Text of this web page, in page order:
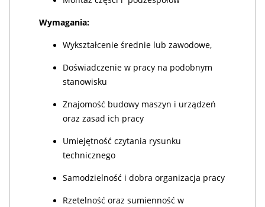
Wymagania:
Wykształcenie średnie lub zawodowe,
Doświadczenie w pracy na podobnym
stanowisku
Znajomość budowy maszyn i urządzeń
oraz zasad ich pracy
Umiejętność czytania rysunku
technicznego
Samodzielność i dobra organizacja pracy
Rzetelność oraz sumienność w